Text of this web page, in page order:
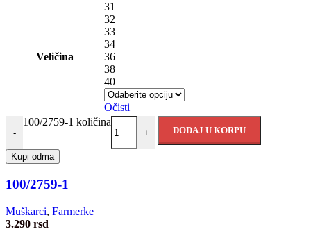
Veličina
31
32
33
34
36
38
40
Očisti
-
100/2759-1 količina
+ DODAJ U KORPU
Kupi odma
100/2759-1
Muškarci, Farmerke
3.290 rsd